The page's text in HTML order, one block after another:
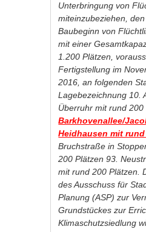
Unterbringung von
miteinzubeziehen,
Baubeginn von
mit einer
1.200 Plätzen,
Fertigstellung im
2016, an folgenden
Lagebezeichnung 10.
Überruhr mit rund 200
Barkhovenallee/
Heidhausen mit rund
Bruchstraße in
200 Plätzen 93.
mit rund 200 Plätzen.
des Ausschuss für
Planung (ASP) zur
Grundstückes zur
Klimaschutzsiedlung